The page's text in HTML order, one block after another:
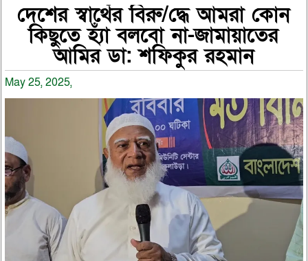
দেশের স্বার্থের বিরু/দ্ধে আমরা কোন
কিছুতে হ্যাঁ বলবো না-জামায়াতের
আমির ডা: শফিকুর রহমান
May 25, 2025,